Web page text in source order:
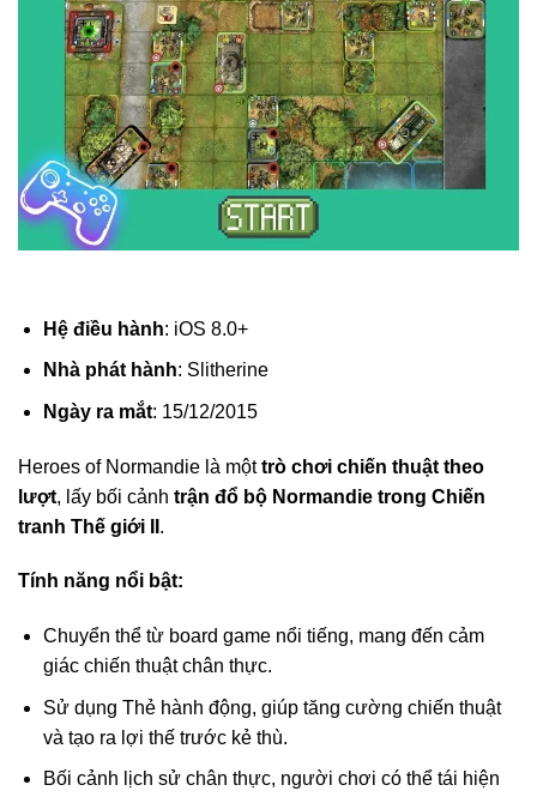
Hệ điều hành: iOS 8.0+
Nhà phát hành: Slitherine
Ngày ra mắt: 15/12/2015
Heroes of Normandie là mộttrò chơi chiến thuật theo
lượt, lấy bối cảnh trận đổ bộ Normandie trong Chiến
tranh Thế giới II .
Tính năng nổi bật:
Chuyển thể từ board game nổi tiếng, mang đến cảm
giác chiến thuật chân thực.
Sử dụng Thẻ hành động, giúp tăng cường chiến thuật
và tạo ra lợi thế trước kẻ thù.
Bối cảnh lịch sử chân thực, người chơi có thể tái hiện